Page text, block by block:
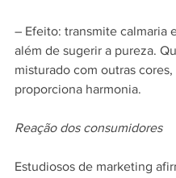
– Efeito: transmite calmaria
além de sugerir a pureza.
misturado com outras cores,
proporciona harmonia.
Reação dos consumidores
Estudiosos de marketing